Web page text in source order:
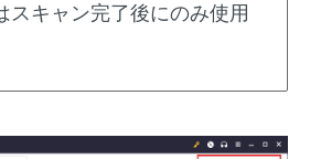
スキャン完了後にのみ使用